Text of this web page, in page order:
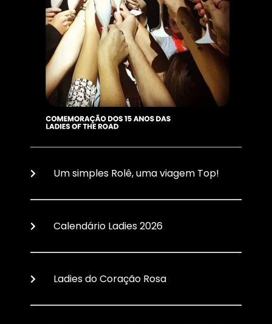
Um simples Rolê, uma viagem Top!
Calendário Ladies 2026
Ladies do Coração Rosa